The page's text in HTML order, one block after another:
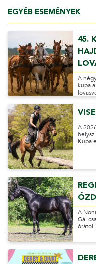
EGYÉB ESEMÉNYEK
45.
A
kupa
A
Kupa
A
Gál